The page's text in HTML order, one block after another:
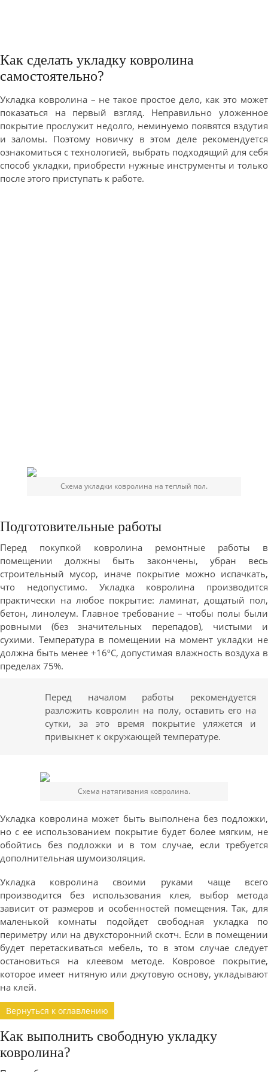
Как сделать укладку ковролина
самостоятельно?
Укладка ковролина – не такое простое дело, как это может
показаться на первый взгляд. Неправильно уложенное
покрытие прослужит недолго, неминуемо появятся вздутия
и заломы. Поэтому новичку в этом деле рекомендуется
ознакомиться с технологией, выбрать подходящий для себя
способ укладки, приобрести нужные инструменты и только
после этого приступать к работе.
Схема укладки ковролина на теплый пол.
Подготовительные работы
Перед покупкой ковролина ремонтные работы в
помещении должны быть закончены, убран весь
строительный мусор, иначе покрытие можно испачкать,
что недопустимо. Укладка ковролина производится
практически на любое покрытие: ламинат, дощатый пол,
бетон, линолеум. Главное требование – чтобы полы были
ровными (без значительных перепадов), чистыми и
сухими. Температура в помещении на момент укладки не
должна быть менее +16ºС, допустимая влажность воздуха в
пределах 75%.
Перед началом работы рекомендуется
разложить ковролин на полу, оставить его на
сутки, за это время покрытие уляжется и
привыкнет к окружающей температуре.
Схема натягивания ковролина.
Укладка ковролина может быть выполнена без подложки,
но с ее использованием покрытие будет более мягким, не
обойтись без подложки и в том случае, если требуется
дополнительная шумоизоляция.
Укладка ковролина своими руками чаще всего
производится без использования клея, выбор метода
зависит от размеров и особенностей помещения. Так, для
маленькой комнаты подойдет свободная укладка по
периметру или на двухсторонний скотч. Если в помещении
будет перетаскиваться мебель, то в этом случае следует
остановиться на клеевом методе. Ковровое покрытие,
которое имеет нитяную или джутовую основу, укладывают
на клей.
Вернуться к оглавлению
Как выполнить свободную укладку
ковролина?